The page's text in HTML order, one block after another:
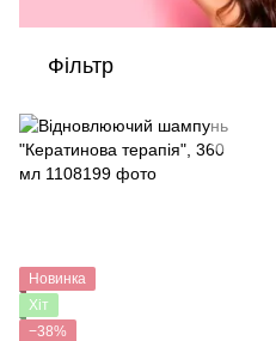
Фільтр
Новинка
Хіт
−38%